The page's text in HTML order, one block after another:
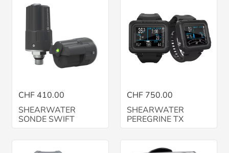
CHF 410.00
SHEARWATER
SONDE SWIFT
CHF 750.00
SHEARWATER
PEREGRINE TX